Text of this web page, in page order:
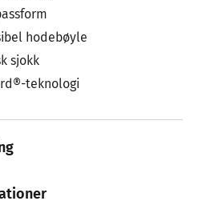
hodebøyle
sjokk
teknologi